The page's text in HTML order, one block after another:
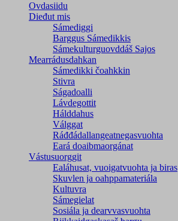
Ovdasiidu
Dieđut mis
Sámediggi
Barggus Sámedikkis
Sámekulturguovddáš Sajos
Mearrádusdahkan
Sámedikki čoahkkin
Stivra
Ságadoalli
Lávdegottit
Hálddahus
Válggat
Ráđđádallangeatnegas­vuohta
Eará doaibmaorgánat
Vástusuorggit
Ealáhusat, vuoigatvuohta ja biras
Skuvlen ja oahppamateriála
Kultuvra
Sámegielat
Sosiála ja dearvvasvuohta